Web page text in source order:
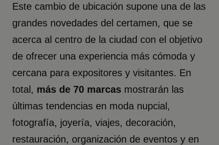
Este cambio de ubicación supone una de las
grandes novedades del certamen, que se
acerca al centro de la ciudad con el objetivo
de ofrecer una experiencia más cómoda y
cercana para expositores y visitantes. En
total, más de 70 marcas mostrarán las
últimas tendencias en moda nupcial,
fotografía, joyería, viajes, decoración,
restauración, organización de eventos y en